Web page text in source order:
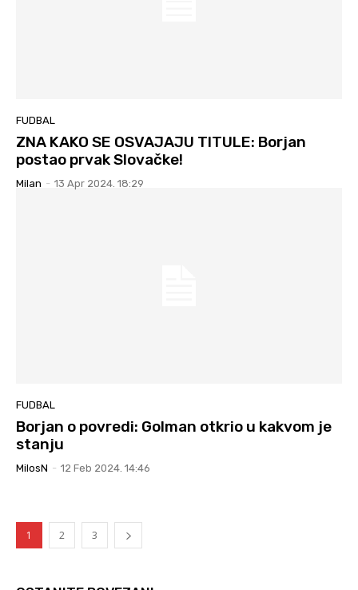
FUDBAL
ZNA KAKO SE OSVAJAJU TITULE: Borjan
postao prvak Slovačke!
Milan - 13 Apr 2024. 18:29
FUDBAL
Borjan o povredi: Golman otkrio u kakvom je
stanju
MilosN - 12 Feb 2024. 14:46
1 2 3